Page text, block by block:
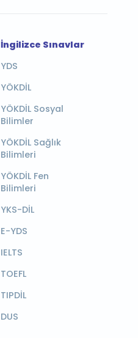
İngilizce Sınavlar
YDS
YÖKDİL
YÖKDİL Sosyal
Bilimler
YÖKDİL Sağlık
Bilimleri
YÖKDİL Fen
Bilimleri
YKS-DİL
E-YDS
IELTS
TOEFL
TIPDİL
DUS